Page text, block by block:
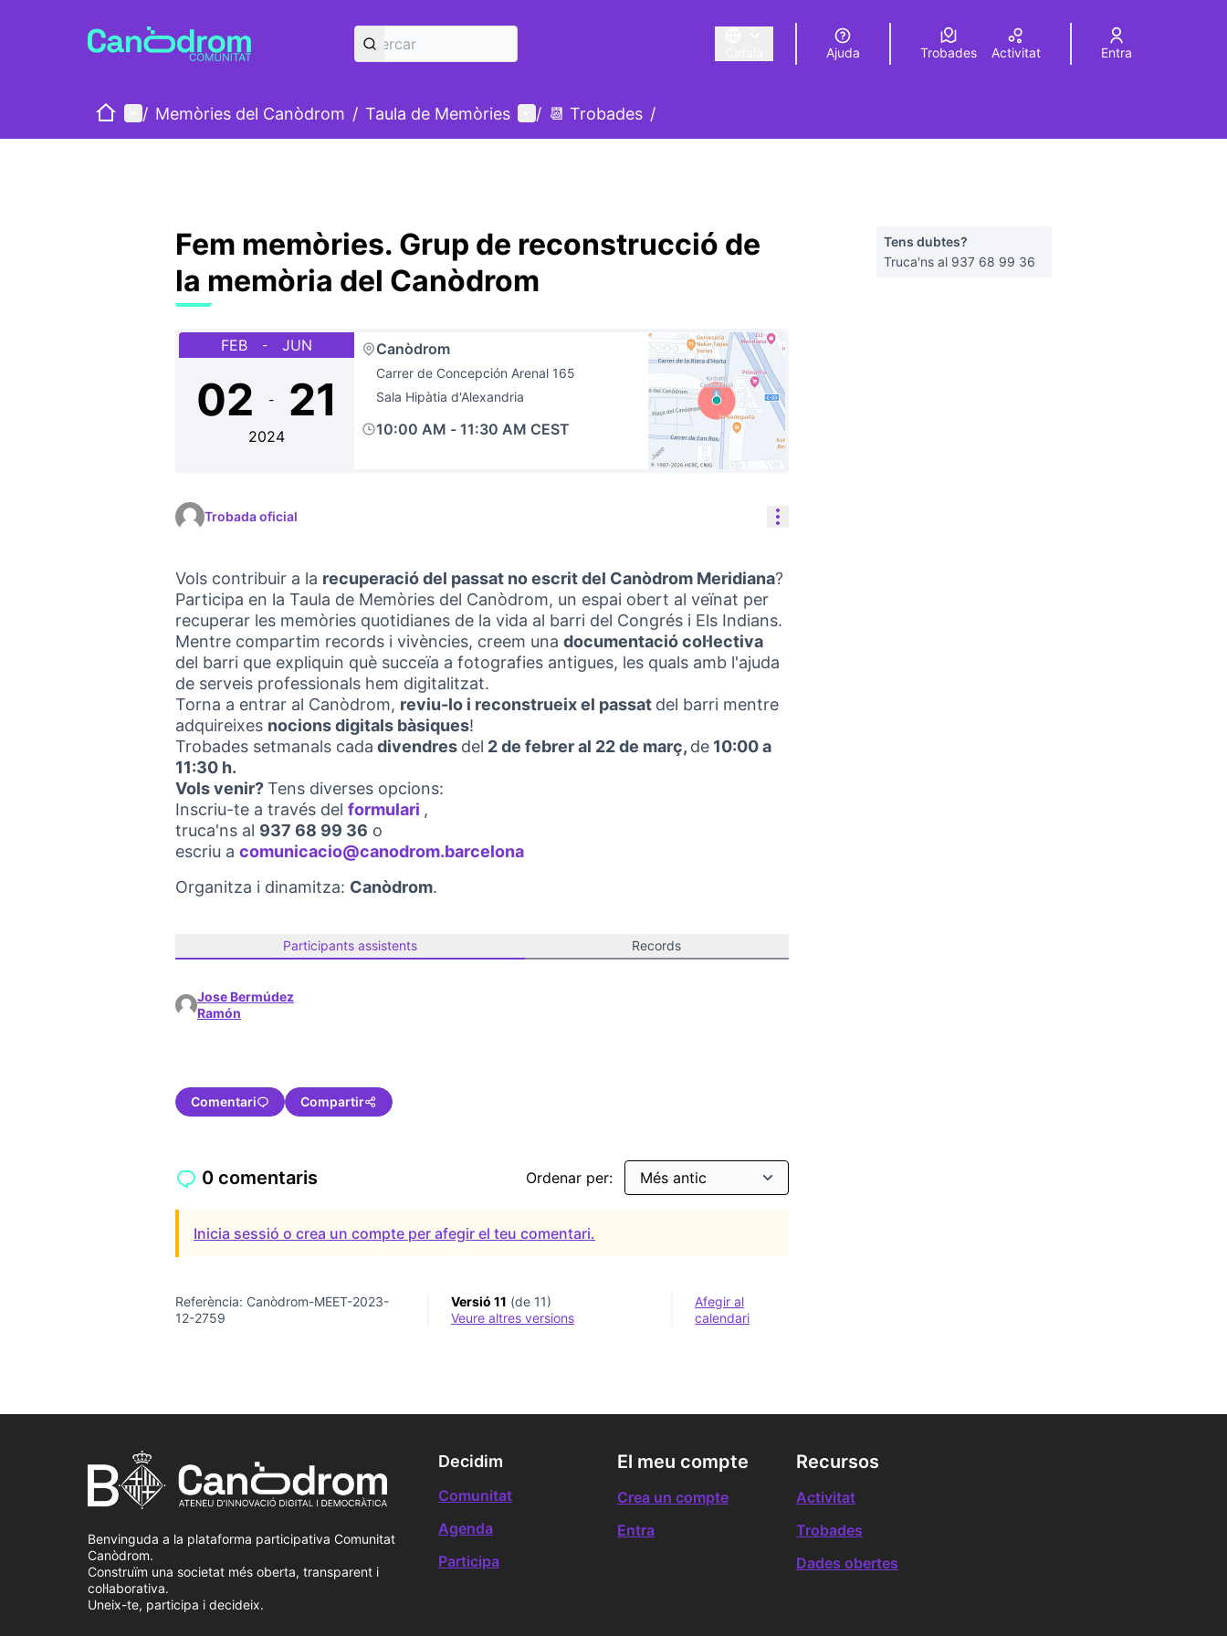
Triar la llengua Elegir el idioma Choose language
Ajuda Trobades Activitat Entra
IniciMenú principal
/ Memòries del Canòdrom / Taula de Memòries Menú d'usuari
/ 📆 Trobades /
Fem memòries. Grup de reconstrucció de
la memòria del Canòdrom
FEB - JUN
02 - 21
2024
Canòdrom
Carrer de Concepción Arenal 165
Sala Hipàtia d'Alexandria
10:00 AM - 11:30 AM CEST
Trobada oficial Controls de recursos
Vols contribuir a la recuperació del passat no escrit del Canòdrom Meridiana?
Participa en la Taula de Memòries del Canòdrom, un espai obert al veïnat per
recuperar les memòries quotidianes de la vida al barri del Congrés i Els Indians.
Mentre compartim records i vivències, creem una documentació col·lectiva
del barri que expliquin què succeïa a fotografies antigues, les quals amb l'ajuda
de serveis professionals hem digitalitzat.
Torna a entrar al Canòdrom, reviu-lo i reconstrueix el passat del barri mentre
adquireixes nocions digitals bàsiques!
Trobades setmanals cada divendres del 2 de febrer al 22 de març, de 10:00 a
11:30 h.
Vols venir?Tens diverses opcions:
Inscriu-te a través del formulari
(Obrir en una pestanya nova)
,
truca'ns al 937 68 99 36 o
escriu a comunicacio@canodrom.barcelona
Organitza i dinamitza: Canòdrom.
Participants assistents Records
Jose Bermúdez
Ramón
Comentari Compartir
Tens dubtes?
Truca'ns al 937 68 99 36
0 comentaris Ordenar per:
Inicia sessió o crea un compte per afegir el teu comentari.
Referència: Canòdrom-MEET-2023-
12-2759
Versió 11 (de 11)
veure altres versions
Afegir al
calendari
Benvinguda a la plataforma participativa Comunitat
Canòdrom.
Construïm una societat més oberta, transparent i
col·laborativa.
Uneix-te, participa i decideix.
Decidim
Comunitat
Agenda
Participa
El meu compte
Crea un compte
Entra
Recursos
Activitat
Trobades
Dades obertes